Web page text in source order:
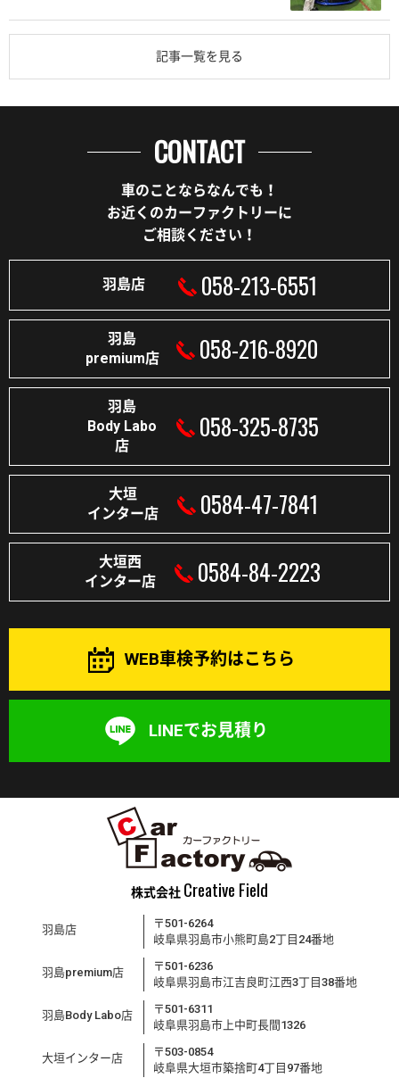
記事一覧を見る
CONTACT
車のことならなんでも！
お近くのカーファクトリーに
ご相談ください！
羽島店 058-213-6551
羽島
premium店
058-216-8920
羽島
Body Labo
店
058-325-8735
大垣
インター店
0584-47-7841
大垣西
インター店
0584-84-2223
WEB車検予約はこちら
LINEでお見積り
株式会社 Creative Field
羽島店
〒501-6264
岐阜県羽島市小熊町島2丁目24番地
羽島premium店
〒501-6236
岐阜県羽島市江吉良町江西3丁目38番地
羽島Body Labo店
〒501-6311
岐阜県羽島市上中町長間1326
大垣インター店
〒503-0854
岐阜県大垣市築捨町4丁目97番地